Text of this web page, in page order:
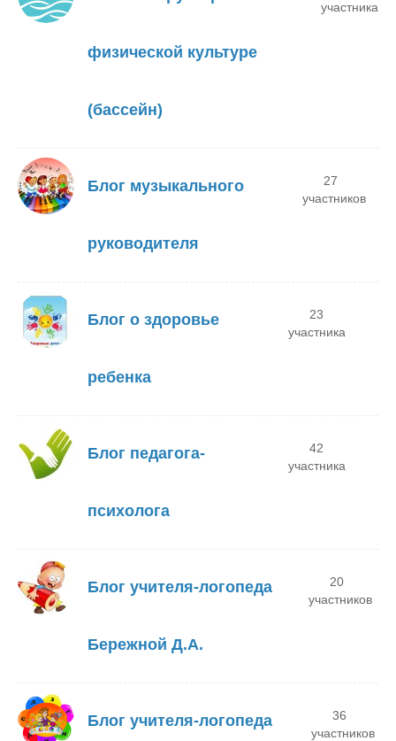
физической культуре
(бассейн)
участника
Блог музыкального
руководителя
27
участников
Блог о здоровье
ребенка
23
участника
Блог педагога-
психолога
42
участника
Блог учителя-логопеда
Бережной Д.А.
20
участников
Блог учителя-логопеда
36
участников